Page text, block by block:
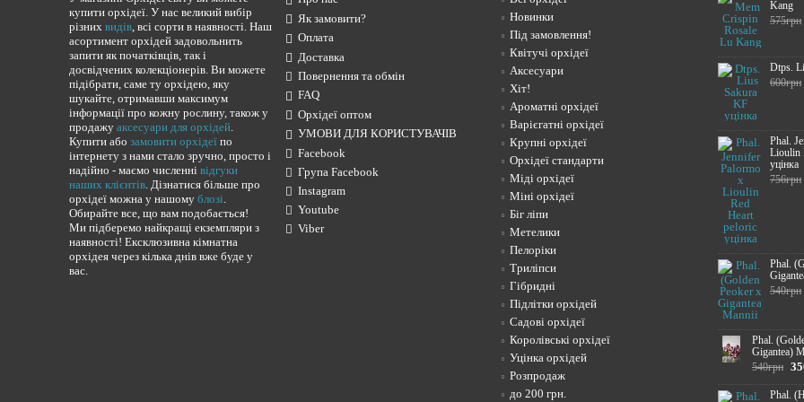
купити орхідеї. У нас великий вибір
різних видів, всі сорти в наявності. Наш
асортимент орхідей задовольнить
запити як початківців, так і
досвідчених колекціонерів. Ви можете
підібрати, саме ту орхідею, яку
шукайте, отримавши максимум
інформації про кожну рослину, також у
продажу аксесуари для орхідей.
Купити або замовити орхідеї по
інтернету з нами стало зручно, просто і
надійно - маємо численні відгуки
наших клієнтів. Дізнатися більше про
орхідеї можна у нашому блозі.
Обирайте все, що вам подобається!
Ми підберемо найкращі екземпляри з
наявності! Ексклюзивна кімнатна
орхідея через кілька днів вже буде у
вас.
Як замовити?
Оплата
Доставка
Повернення та обмін
FAQ
Орхідеї оптом
УМОВИ ДЛЯ КОРИСТУВАЧІВ
Facebook
Група Facebook
Instagram
Youtube
Viber
Новинки
Під замовлення!
Квітучі орхідеї
Аксесуари
Хіт!
Ароматні орхідеї
Варієгатні орхідеї
Крупні орхідеї
Орхідеї стандарти
Міді орхідеї
Міні орхідеї
Біг ліпи
Метелики
Пелоріки
Триліпси
Гібридні
Підлітки орхідей
Садові орхідеї
Королівські орхідеї
Уцінка орхідей
Розпродаж
до 200 грн.
Kang
575грн
Dtps.
600грн
Phal.
Lioulin
уцінка
756грн
Phal.
540грн
Phal.
Gigantea)
540грн
Phal.